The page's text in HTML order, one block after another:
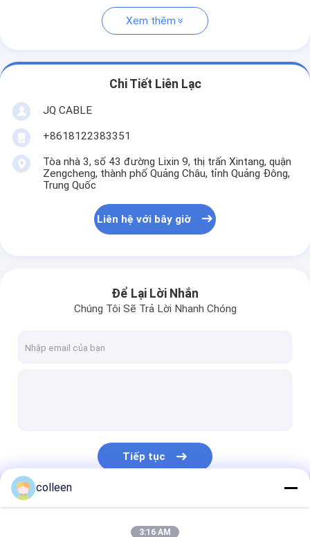
Xem thêm
Chi Tiết Liên Lạc
JQ CABLE
+8618122383351
Tòa nhà 3, số 43 đường Lixin 9, thị trấn Xintang, quận
Zengcheng, thành phố Quảng Châu, tỉnh Quảng Đông,
Trung Quốc
Liên hệ với bây giờ
Để Lại Lời Nhắn
Chúng Tôi Sẽ Trả Lời Nhanh Chóng
Tiếp tục
Danh Mục Của Chúng Tôi
colleen
3:16 AM